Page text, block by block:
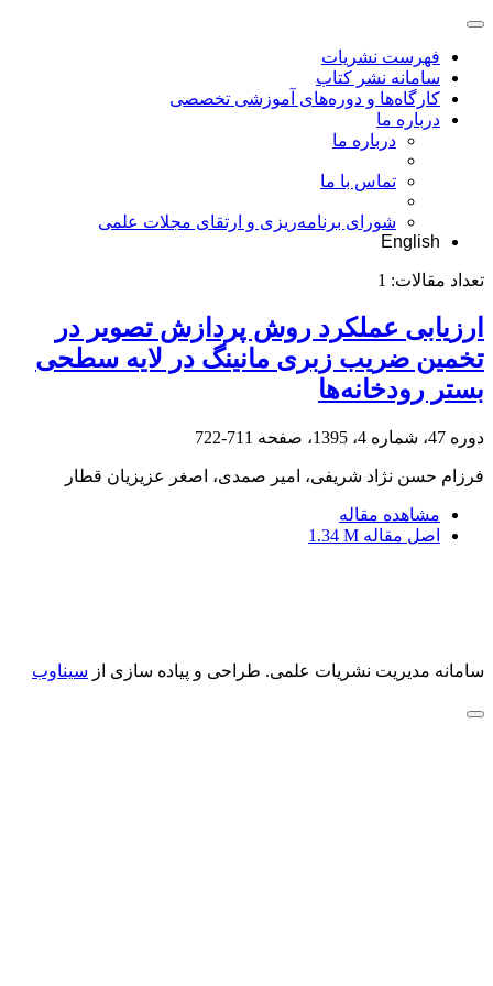
فهرست نشریات
سامانه نشر کتاب
کارگاه‌ها و دوره‌های آموزشی تخصصی
درباره ما
درباره ما
تماس با ما
شورای برنامه‌ریزی و ارتقای مجلات علمی
English
تعداد مقالات: 1
ارزیابی عملکرد روش پردازش تصویر در
تخمین ضریب زبری مانینگ در لایه سطحی
بستر رودخانه‌ها
دوره 47، شماره 4، 1395، صفحه 711-722
فرزام حسن نژاد شریفی، امیر صمدی، اصغر عزیزیان قطار
مشاهده مقاله
اصل مقاله 1.34 M
سامانه مدیریت نشریات علمی. طراحی و پیاده سازی از سیناوب